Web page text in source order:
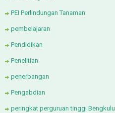
PEI Perlindungan Tanaman
pembelajaran
Pendidikan
Penelitian
penerbangan
Pengabdian
peringkat perguruan tinggi Bengkulu